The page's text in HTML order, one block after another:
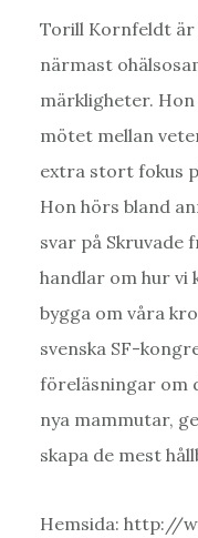
Torill Kornfeldt
närmast
märkligheter.
mötet mellan
extra stort fokus
Hon hörs bland
svar på Skruvade
handlar om hur vi
bygga om våra
svenska SF-
föreläsningar om
nya mammutar,
skapa de mest
Hemsida: http://